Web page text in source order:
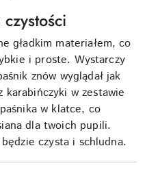
gładkim materiałem, co
i proste. Wystarczy
znów wyglądał jak
karabińczyki w zestawie
w klatce, co
dla twoich pupili.
czysta i schludna.